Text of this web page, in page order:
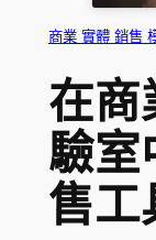
商業 實體 銷售
在
驗
售工